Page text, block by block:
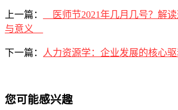
上一篇：
__医师节2021年几月几号？解
与意义__
下一篇： 人力资源学：企业发展的核心
您可能感兴趣